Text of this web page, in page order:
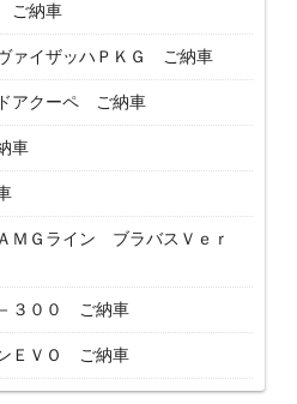
ご納車
イザッハＰＫＧ ご納車
アクーペ ご納車
車
ＭＧライン ブラバスＶｅｒ
３００ ご納車
ＥＶＯ ご納車